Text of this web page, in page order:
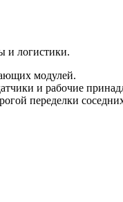
и логистики.
модулей.
и рабочие
переделки